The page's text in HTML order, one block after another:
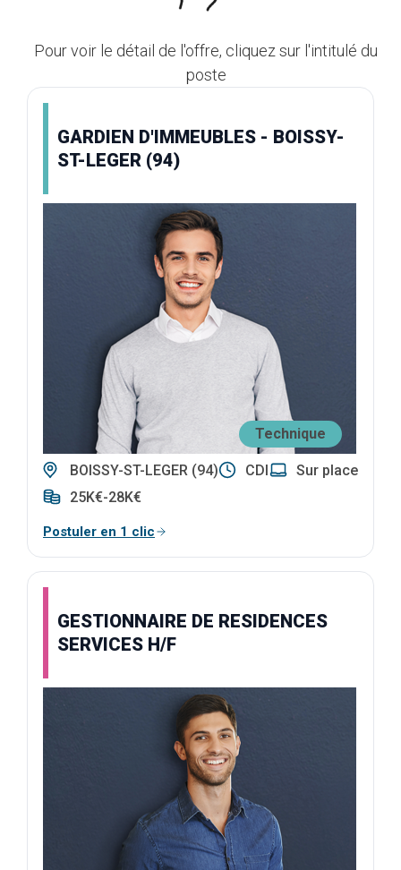
Pour voir le détail de l'offre, cliquez sur l'intitulé du
poste
GARDIEN D'IMMEUBLES - BOISSY-
ST-LEGER (94)
Technique
BOISSY-ST-LEGER (94) CDI
Sur place
25K€-28K€
Postuler en 1 clic
GESTIONNAIRE DE RESIDENCES
SERVICES H/F